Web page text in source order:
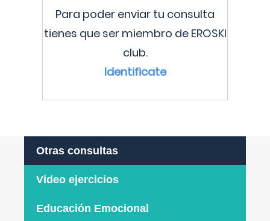
Para poder enviar tu consulta
tienes que ser miembro de EROSKI
club.
Identificate
Otras consultas
Video ejercicios
Educación Emocional